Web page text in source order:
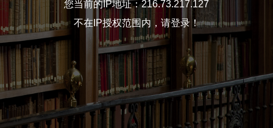
您当前的IP地址：216.73.217.127
不在IP授权范围内，请登录！